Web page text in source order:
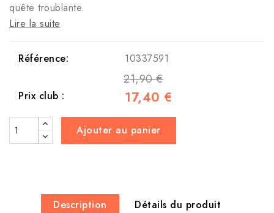
quête troublante.
Lire la suite
Référence: 10337591
21,90 €
Prix club : 17,40 €
Ajouter au panier
Description Détails du produit